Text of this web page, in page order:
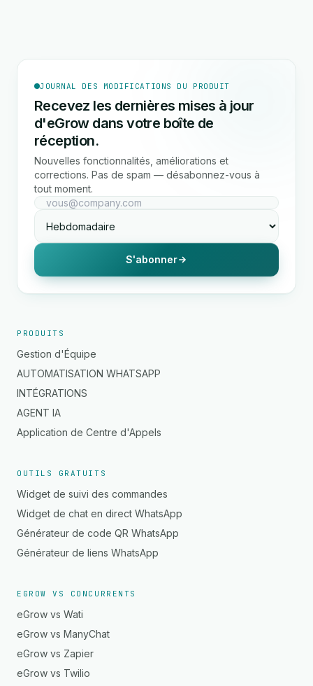
JOURNAL DES MODIFICATIONS DU PRODUIT
Recevez les dernières mises à jour
d'eGrow dans votre boîte de
réception.
Nouvelles fonctionnalités, améliorations et
corrections. Pas de spam — désabonnez-vous à
tout moment.
S'abonner
PRODUITS
Gestion d'Équipe
AUTOMATISATION WHATSAPP
INTÉGRATIONS
AGENT IA
Application de Centre d'Appels
OUTILS GRATUITS
Widget de suivi des commandes
Widget de chat en direct WhatsApp
Générateur de code QR WhatsApp
Générateur de liens WhatsApp
EGROW VS CONCURRENTS
eGrow vs Wati
eGrow vs ManyChat
eGrow vs Zapier
eGrow vs Twilio